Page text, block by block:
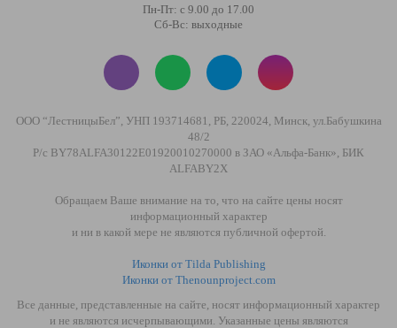
Пн-Пт: с 9.00 до 17.00
Сб-Вс: выходные
ООО “ЛестницыБел”, УНП 193714681, РБ, 220024, Минск, ул.Бабушкина
48/2
Р/с BY78ALFA30122E01920010270000 в ЗАО «Альфа-Банк», БИК
ALFABY2X
Обращаем Ваше внимание на то, что на сайте цены носят
информационный характер
и ни в какой мере не являются публичной офертой.
Иконки от Tilda Publishing
Иконки от Thenounproject.com
Все данные, представленные на сайте, носят информационный характер
и не являются исчерпывающими. Указанные цены являются